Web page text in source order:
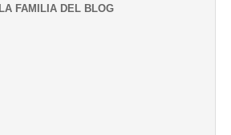
LA FAMILIA DEL BLOG